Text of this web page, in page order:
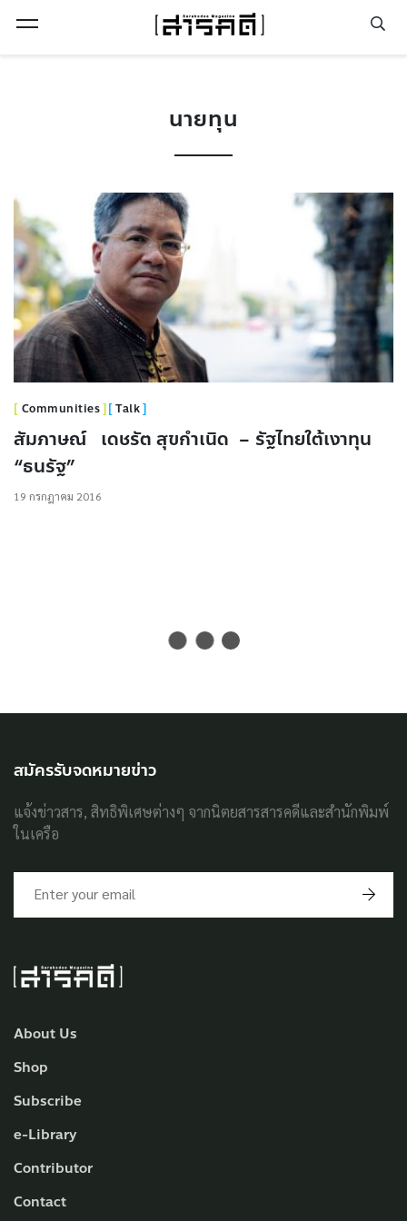
นายทุน
Communities Talk
สัมภาษณ์ เดชรัต สุขกำเนิด – รัฐไทยใต้เงาทุน
“ธนรัฐ”
19 กรกฎาคม 2016
About Us
Shop
Subscribe
e-Library
Contributor
Contact
สมัครรับจดหมายข่าว
แจ้งข่าวสาร, สิทธิพิเศษต่างๆ จากนิตยสารสารคดีและสำนักพิมพ์
ในเครือ